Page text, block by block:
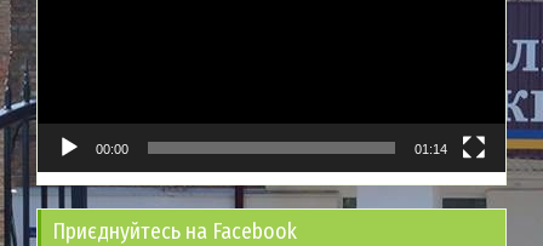
00:00 01:14
Приєднуйтесь на Facebook